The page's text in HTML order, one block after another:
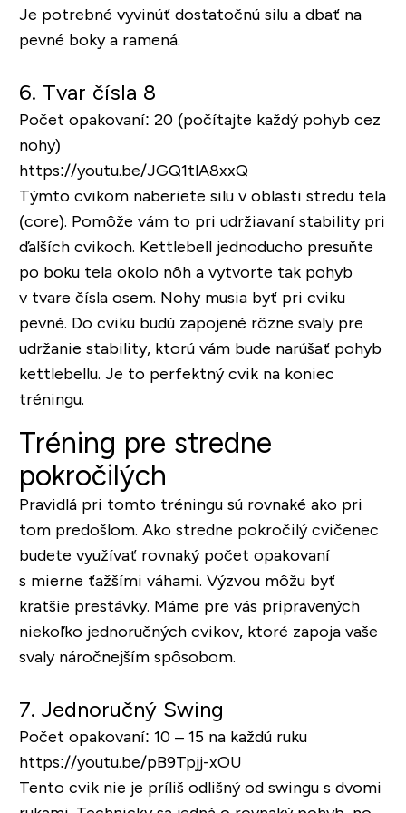
Je potrebné vyvinúť dostatočnú silu a dbať na
pevné boky a ramená.
6. Tvar čísla 8
Počet opakovaní: 20 (počítajte každý pohyb cez
nohy)
https://youtu.be/JGQ1tlA8xxQ
Týmto cvikom naberiete silu v oblasti stredu tela
(core). Pomôže vám to pri udržiavaní stability pri
ďalších cvikoch. Kettlebell jednoducho presuňte
po boku tela okolo nôh a vytvorte tak pohyb
v tvare čísla osem. Nohy musia byť pri cviku
pevné. Do cviku budú zapojené rôzne svaly pre
udržanie stability, ktorú vám bude narúšať pohyb
kettlebellu. Je to perfektný cvik na koniec
tréningu.
Tréning pre stredne
pokročilých
Pravidlá pri tomto tréningu sú rovnaké ako pri
tom predošlom. Ako stredne pokročilý cvičenec
budete využívať rovnaký počet opakovaní
s mierne ťažšími váhami. Výzvou môžu byť
kratšie prestávky. Máme pre vás pripravených
niekoľko jednoručných cvikov, ktoré zapoja vaše
svaly náročnejším spôsobom.
7. Jednoručný Swing
Počet opakovaní: 10 – 15 na každú ruku
https://youtu.be/pB9Tpjj-xOU
Tento cvik nie je príliš odlišný od swingu s dvomi